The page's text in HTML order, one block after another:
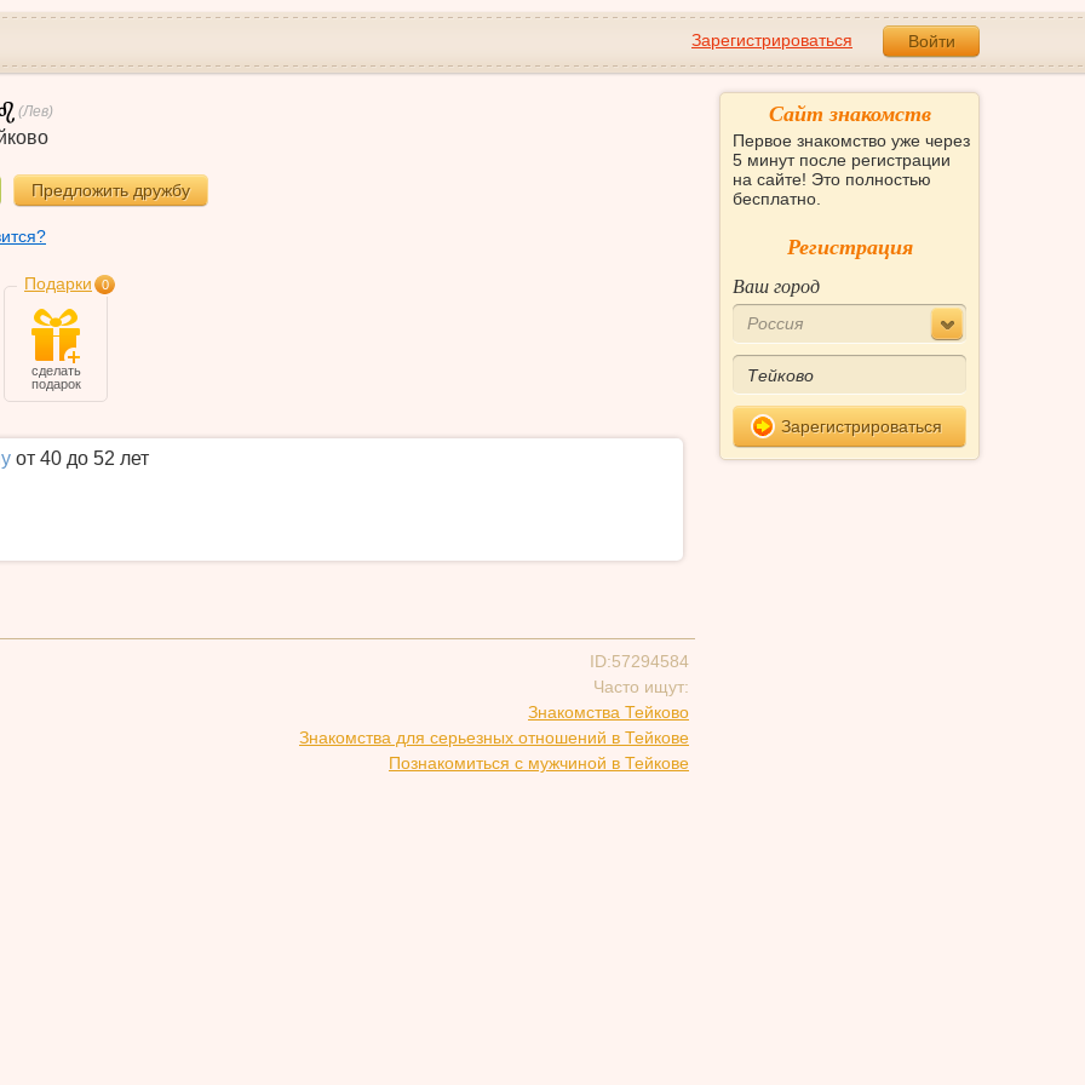
Зарегистрироваться Войти
(Лев)
Предложить дружбу
Подарки 0
сделать
подарок
от 40 до 52 лет
ID:57294584
Часто ищут:
Знакомства Тейково
Знакомства для серьезных отношений в Тейкове
Познакомиться с мужчиной в Тейкове
Сайт знакомств
Первое знакомство уже через
5 минут после регистрации
на сайте! Это полностью
бесплатно.
Регистрация
Ваш город
Россия
Зарегистрироваться